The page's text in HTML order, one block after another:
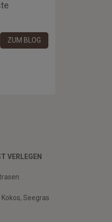
ZUM BLOG
VERLEGEN
Seegras